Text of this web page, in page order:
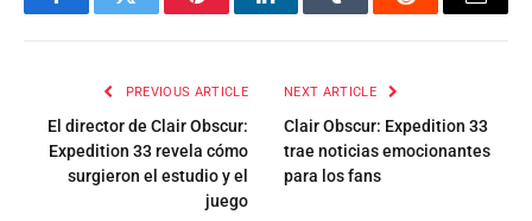
FacebookTwitter PinterestLinkedInTumblr Reddit Email
PREVIOUS ARTICLE
El director de Clair Obscur:
Expedition 33 revela cómo
surgieron el estudio y el
juego
NEXT ARTICLE
Clair Obscur: Expedition 33
trae noticias emocionantes
para los fans